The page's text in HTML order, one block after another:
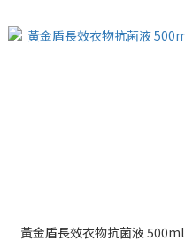
黃金盾長效衣物抗菌液 500ml